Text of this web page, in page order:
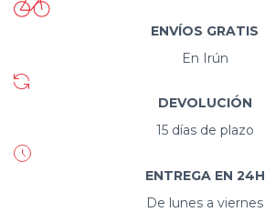
ENVÍOS GRATIS
En Irún
DEVOLUCIÓN
15 días de plazo
ENTREGA EN 24H
De lunes a viernes